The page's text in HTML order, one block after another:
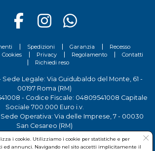
Spedizioni Garanzia
Recesso
Cookies Privacy Regolamento
Contatti
Richiedi reso
Sede Legale: Via Guidubaldo del Monte, 61 -
00197 Roma (RM)
- Codice Fiscale: 04809541008 Capitale
Sociale 700.000 Euro i.v.
Operativa: Via delle Imprese, 7 - 00030
San Cesareo (RM)
i cookie. Utilizziamo i cookie per statistiche e per
ed annunci. Navigando nel sito accetti implicitamente il